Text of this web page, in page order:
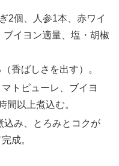
2個、人参1本、赤ワイ
イヨン適量、塩・胡椒
香ばしさを出す）。
トピューレ、ブイヨ
間以上煮込む。
込み、とろみとコクが
成。